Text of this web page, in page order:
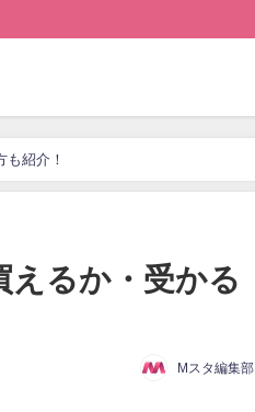
紹介！
えるか・受かる
Mスタ編集部